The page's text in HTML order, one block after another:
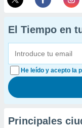
El Tiempo en
He leído y acepto la
Principales